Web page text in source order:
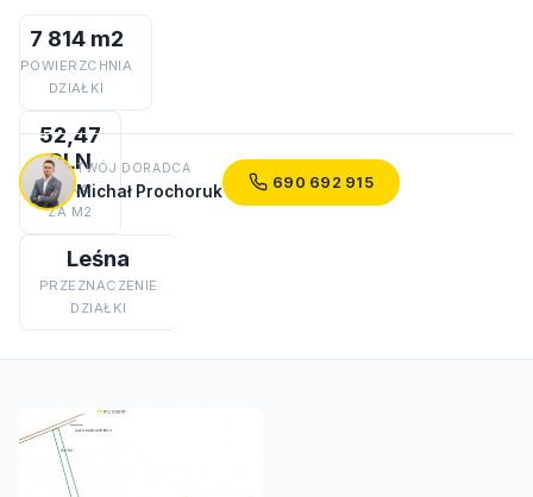
7 814 m2
POWIERZCHNIA
DZIAŁKI
52,47
PLN
CENA
ZA M2
Leśna
PRZEZNACZENIE
DZIAŁKI
TWÓJ DORADCA
Michał Prochoruk 690 692 915